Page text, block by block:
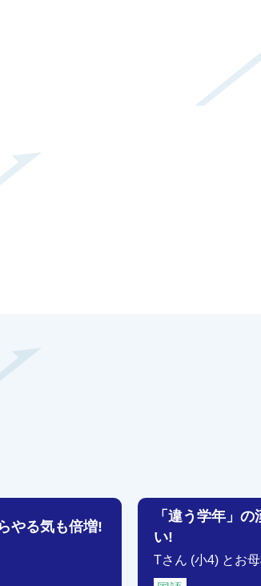
やる気も倍増!
「違う学年」
い!
Tさん (小4) とお